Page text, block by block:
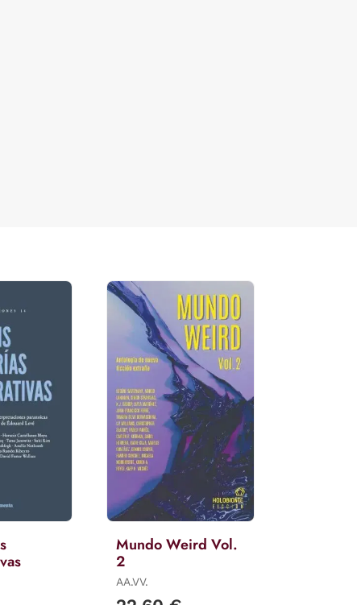
Mundo Weird Vol.
2
AA.VV.